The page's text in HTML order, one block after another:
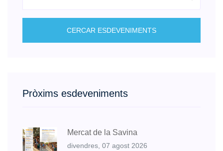
CERCAR ESDEVENIMENTS
Pròxims esdeveniments
Mercat de la Savina
divendres, 07 agost 2026